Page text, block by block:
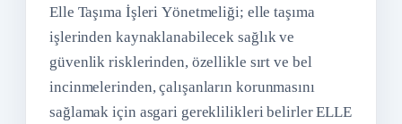
Elle Taşıma İşleri Yönetmeliği; elle taşıma
işlerinden kaynaklanabilecek sağlık ve
güvenlik risklerinden, özellikle sırt ve bel
incinmelerinden, çalışanların korunmasını
sağlamak için asgari gereklilikleri belirler ELLE